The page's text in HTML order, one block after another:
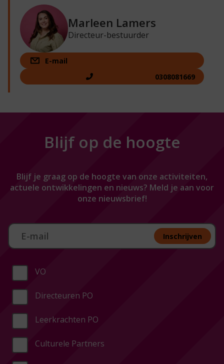
Marleen Lamers
Directeur-bestuurder
E-mail
0308081669
Blijf op de hoogte
Blijf je graag op de hoogte van onze activiteiten,
actuele ontwikkelingen en nieuws? Meld je aan voor
onze nieuwsbrief!
Aan melden nieuwsbrief Inschrijven
VO
Directeuren PO
Leerkrachten PO
Culturele Partners